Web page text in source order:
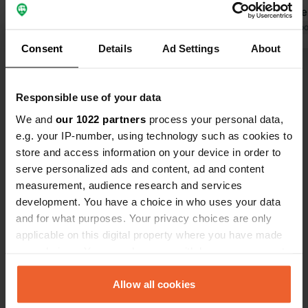
Consent Details Ad Settings About
Responsible use of your data
We and our 1022 partners process your personal data,
e.g. your IP-number, using technology such as cookies to
store and access information on your device in order to
serve personalized ads and content, ad and content
measurement, audience research and services
development. You have a choice in who uses your data
and for what purposes. Your privacy choices are only
applicable on this digital property where you have made
any time from the Cookie Declaration or by clicking on
the Privacy trigger icon.Allow all cookies
était
partout où
y a des
Traduit par
Es-tu déjà venu ici ?
Contact
Monesterio, Espagne